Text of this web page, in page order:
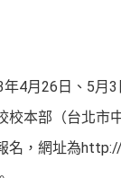
4月26日、5月
本部（台北市
名，網址為